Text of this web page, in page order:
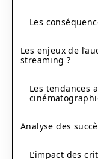
Les
Les enjeux de
streaming ?
Les tendances
Analyse des
L’impact des